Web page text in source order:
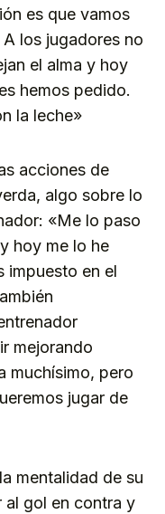
es que vamos
los jugadores no
el alma y hoy
hemos pedido.
la leche»
acciones de
algo sobre lo
«Me lo paso
hoy me lo he
impuesto en el
mejorando
muchísimo, pero
jugar de
mentalidad de su
al gol en contra y